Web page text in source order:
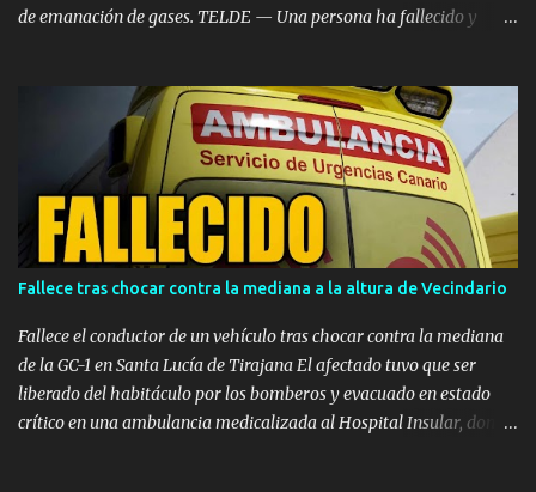
de emanación de gases. TELDE — Una persona ha fallecido y
en un depósito de combustible en las instalaciones de DISA, dentro
del Polígono Industrial de Salinetas, en el municipio de Telde. El
accidente de emergencia se desencadenó poco después de las 12:00
horas en la zona de los tanques situados tras el supermercado
Mercadona. Las primeras llamadas de alerta recibidas en el
Centro Coordinador de Emergencias y Seguridad (CECOES) 1-1-2
informaban de una posible implosión seguida de deflagración
del depósito. A consecuencia de la onda expansiva, los trabajadores
quedaron suspendidos de sus arneses de seg...
Fallece tras chocar contra la mediana a la altura de Vecindario
Fallece el conductor de un vehículo tras chocar contra la mediana
de la GC-1 en Santa Lucía de Tirajana El afectado tuvo que ser
liberado del habitáculo por los bomberos y evacuado en estado
crítico en una ambulancia medicalizada al Hospital Insular, donde